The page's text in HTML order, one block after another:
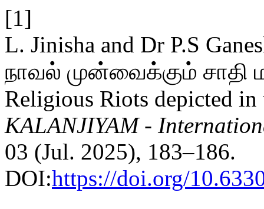
[1]
L. Jinisha and Dr P.S
நாவல் முன்வைக்கும் சாதி
Religious Riots depicted
KALANJIYAM -
03 (Jul. 2025), 183–186.
DOI:https://doi.org/